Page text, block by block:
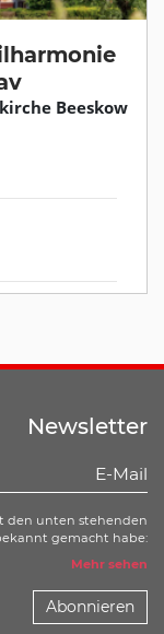
Beeskow
Newsletter
den unten stehenden
gemacht habe:
Mehr sehen
Abonnieren